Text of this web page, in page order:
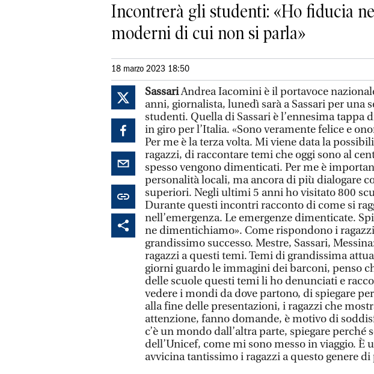
Incontrerà gli studenti: «Ho fiducia
moderni di cui non si parla»
18 marzo 2023 18:50
SassariAndrea Iacomini è il portavoce
anni, giornalista, lunedì sarà a Sassari per una
studenti. Quella di Sassari è l’ennesima tappa
in giro per l’Italia. «Sono veramente felice e
Per me è la terza volta. Mi viene data la
ragazzi, di raccontare temi che oggi sono al
spesso vengono dimenticati. Per me è
personalità locali, ma ancora di più dialogare
superiori. Negli ultimi 5 anni ho visitato 800
Durante questi incontri racconto di come si
nell’emergenza. Le emergenze dimenticate.
ne dimentichiamo». Come rispondono i
grandissimo successo. Mestre, Sassari,
ragazzi a questi temi. Temi di grandissima
giorni guardo le immagini dei barconi, penso
delle scuole questi temi li ho denunciati e
vedere i mondi da dove partono, di spiegare
alla fine delle presentazioni, i ragazzi che
attenzione, fanno domande, è motivo di
c’è un mondo dall’altra parte, spiegare perché
dell’Unicef, come mi sono messo in viaggio.
avvicina tantissimo i ragazzi a questo genere